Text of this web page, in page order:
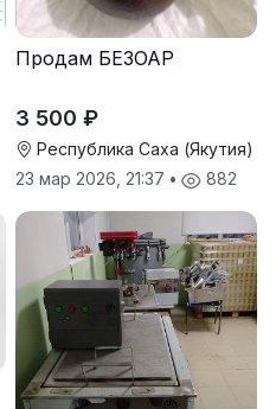
Продам БЕЗОАР
3 500 ₽
Республика Саха (Якутия)
23 мар 2026, 21:37 • 882